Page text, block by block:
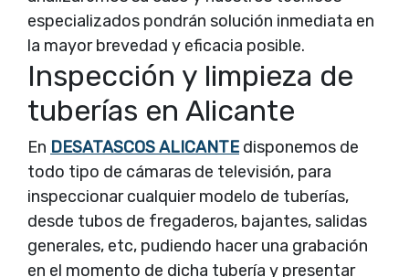
especializados pondrán solución inmediata en
la mayor brevedad y eficacia posible.
Inspección y limpieza de
tuberías en Alicante
En DESATASCOS ALICANTE disponemos de
todo tipo de cámaras de televisión, para
inspeccionar cualquier modelo de tuberías,
desde tubos de fregaderos, bajantes, salidas
generales, etc, pudiendo hacer una grabación
en el momento de dicha tubería y presentar